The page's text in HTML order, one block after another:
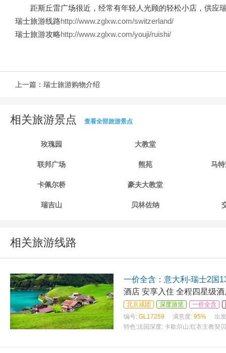
距斯丘雷广场很近，经常有年轻人光顾的轻松小店，供应
瑞士旅游线路http://www.zglxw.com/switzerland/
瑞士旅游攻略http://www.zglxw.com/youji/ruishi/
上一篇： 瑞士旅游购物介绍
相关旅游景点 查看全部旅游景点
玫瑰园 大教堂
联邦广场 熊苑 马
卡佩尔桥 豪夫大教堂
瑞吉山 贝林佐纳
相关旅游线路
一价全含：意大利-瑞士2国
北京成团 深度游览 一价全含
编号: GL17259 满意度: 95%
出
特色:法国深度: 卡歇尔山:红衣主教契